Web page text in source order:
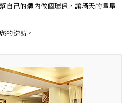
自己的體內做個環保，讓滿天的星星
的造訪。